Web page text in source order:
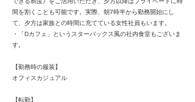
間を割くことも可能です。実際、朝7時半から勤務開始にし
て、夕方は家族との時間に充てている女性社員もいます。
・「Dカフェ」というスターバックス風の社内食堂もございま
す。
【勤務時の服装】
オフィスカジュアル
【転勤】